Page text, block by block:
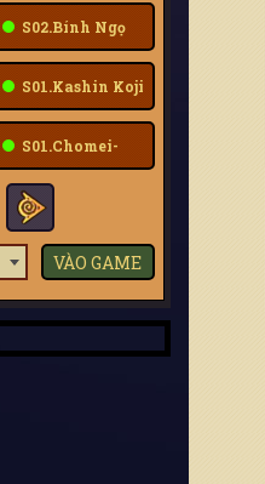
Sarada
S02.Bính Ngọ
S01.Kashin Koji
S01.Chomei-
Fuu
VÀO GAME